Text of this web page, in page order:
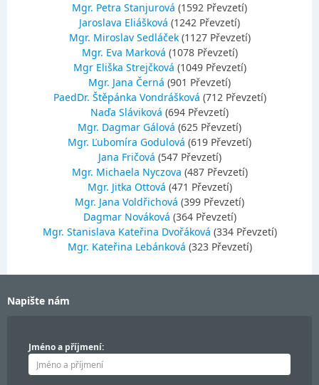
Mgr. Petra Stanjurová (1592 Převzetí)
Jaroslava Eliášková (1242 Převzetí)
Mgr. Miroslav Sedláček (1127 Převzetí)
Mgr. Eva Marková (1078 Převzetí)
Mgr Eliška Strejčková (1049 Převzetí)
Mgr. Jana Černá (901 Převzetí)
PaedDr. Štěpánka Vondrášková (712 Převzetí)
Naďa Sláviková (694 Převzetí)
Mgr. Dagmar Gálová (625 Převzetí)
Mgr. Ľubomíra Godulová (619 Převzetí)
Jana Fričová (547 Převzetí)
Mgr. Michaela Nyczova (487 Převzetí)
Mgr. Jitka Ottová (471 Převzetí)
Mgr. Jana Voldřichová (399 Převzetí)
Dagmar Nováková (364 Převzetí)
Mgr. Stanislava Kateřina Dvořáková (334 Převzetí)
Mgr. Kateřina Lebánková (323 Převzetí)
Napište nám
Jméno a příjmení: